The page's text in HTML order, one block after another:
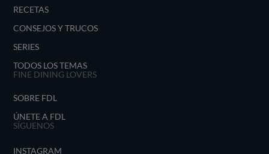
RECETAS
CONSEJOS Y TRUCOS
SERIES
TODOS LOS TEMAS
FINE DINING LOVERS
SOBRE FDL
ÚNETE A FDL
SÍGUENOS
INSTAGRAM